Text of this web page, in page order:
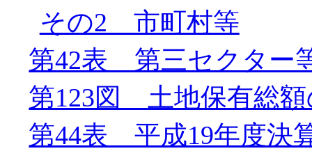
その2 市町村等
第42表 第三セクター
第123図 土地保有総額
第44表 平成19年度決